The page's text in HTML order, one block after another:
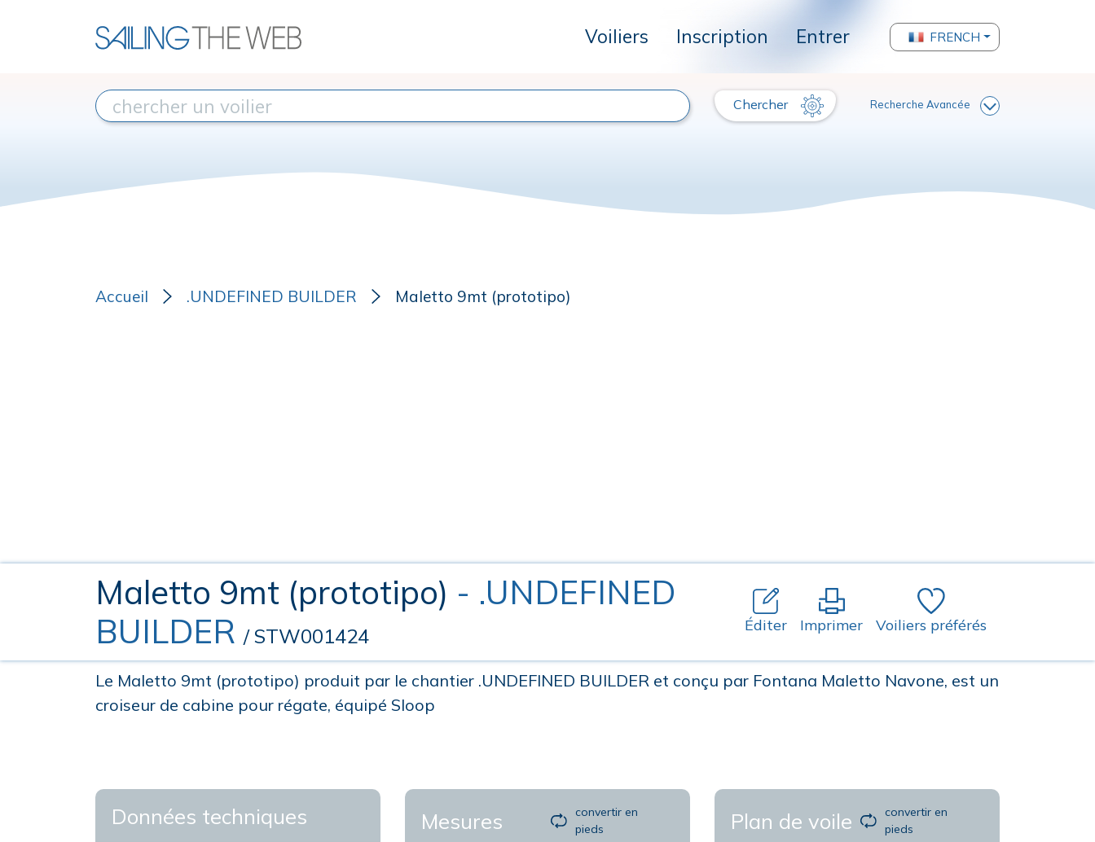
Voiliers Inscription Entrer FRENCH
Chercher Recherche Avancée
Accueil .UNDEFINED BUILDER Maletto 9mt (prototipo)
Maletto 9mt (prototipo) - .UNDEFINED
BUILDER / STW001424 Éditer Imprimer Voiliers préférés
Le Maletto 9mt (prototipo) produit par le chantier .UNDEFINED BUILDER et conçu par Fontana Maletto Navone, est un
croiseur de cabine pour régate, équipé Sloop
Données techniques Mesures
convertir en
pieds
Plan de voile
convertir en
pieds